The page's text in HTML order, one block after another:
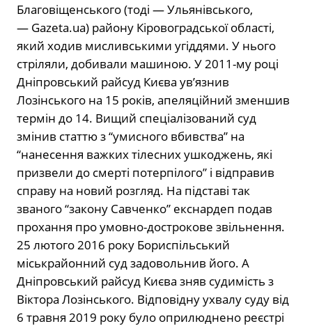
Благовіщенського (тоді — Ульянівського,
— Gazeta.ua) району Кіровоградської області,
який ходив мисливськими угіддями. У нього
стріляли, добивали машиною. У 2011-му році
Дніпровський райсуд Києва ув’язнив
Лозінського на 15 років, апеляційний зменшив
термін до 14. Вищий спеціалізований суд
змінив статтю з “умисного вбивства” на
“нанесення важких тілесних ушкоджень, які
призвели до смерті потерпілого” і відправив
справу на новий розгляд. На підставі так
званого “закону Савченко” екснардеп подав
прохання про умовно-дострокове звільнення.
25 лютого 2016 року Бориспільський
міськрайонний суд задовольнив його. А
Дніпровський райсуд Києва зняв судимість з
Віктора Лозінського. Відповідну ухвалу суду від
6 травня 2019 року було оприлюднено реєстрі